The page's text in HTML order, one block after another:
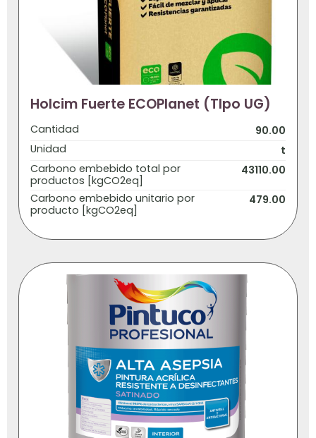
Holcim Fuerte ECOPlanet (TIpo UG)
Cantidad
90.00
Unidad
t
Carbono embebido total por
productos [kgCO2eq]
43110.00
Carbono embebido unitario por
producto [kgCO2eq]
479.00